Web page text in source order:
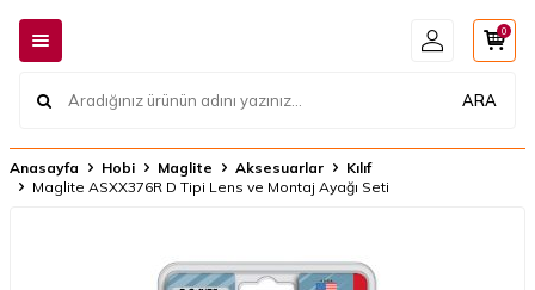
ARA
0
Anasayfa Hobi Maglite Aksesuarlar
Kılıf
Maglite ASXX376R D Tipi Lens ve Montaj Ayağı Seti